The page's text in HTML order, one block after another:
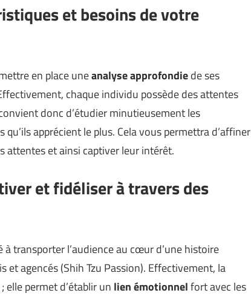
et besoins de votre
en place uneanalyse approfondiede ses
chaque individu possède des attentes
donc d’étudier minutieusement les
apprécient le plus. Cela vous permettra d’affiner
attentes et ainsi captiver leur intérêt.
et fidéliser à travers des
à transporter l’audience au cœur d’une histoire
et agencés (Shih Tzu Passion). Effectivement, la
permet d’établir un lien émotionnelfort avec les